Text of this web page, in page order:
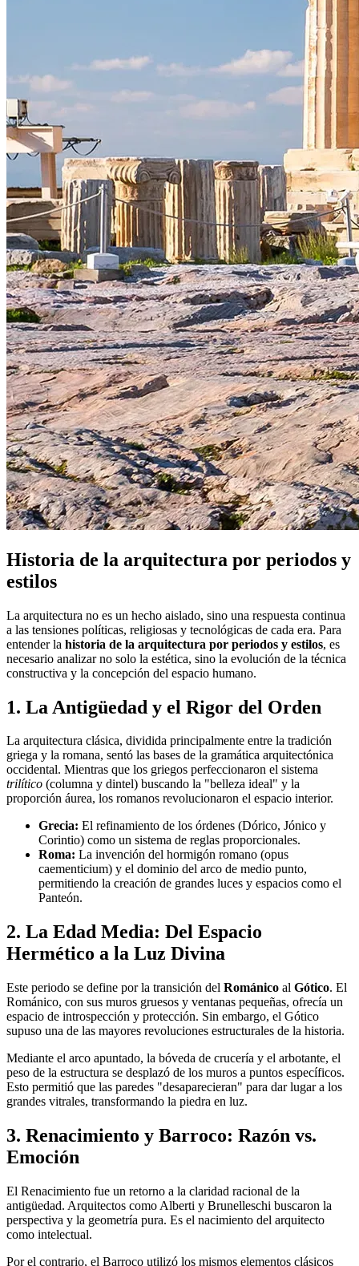
Historia de la arquitectura por periodos y
estilos
La arquitectura no es un hecho aislado, sino una respuesta continua
a las tensiones políticas, religiosas y tecnológicas de cada era. Para
entender la historia de la arquitectura por periodos y estilos, es
necesario analizar no solo la estética, sino la evolución de la técnica
constructiva y la concepción del espacio humano.
1. La Antigüedad y el Rigor del Orden
La arquitectura clásica, dividida principalmente entre la tradición
griega y la romana, sentó las bases de la gramática arquitectónica
occidental. Mientras que los griegos perfeccionaron el sistema
trilítico (columna y dintel) buscando la "belleza ideal" y la
proporción áurea, los romanos revolucionaron el espacio interior.
Grecia: El refinamiento de los órdenes (Dórico, Jónico y
Corintio) como un sistema de reglas proporcionales.
Roma: La invención del hormigón romano (opus
caementicium) y el dominio del arco de medio punto,
permitiendo la creación de grandes luces y espacios como el
Panteón.
2. La Edad Media: Del Espacio
Hermético a la Luz Divina
Este periodo se define por la transición del Románico al Gótico. El
Románico, con sus muros gruesos y ventanas pequeñas, ofrecía un
espacio de introspección y protección. Sin embargo, el Gótico
supuso una de las mayores revoluciones estructurales de la historia.
Mediante el arco apuntado, la bóveda de crucería y el arbotante, el
peso de la estructura se desplazó de los muros a puntos específicos.
Esto permitió que las paredes "desaparecieran" para dar lugar a los
grandes vitrales, transformando la piedra en luz.
3. Renacimiento y Barroco: Razón vs.
Emoción
El Renacimiento fue un retorno a la claridad racional de la
antigüedad. Arquitectos como Alberti y Brunelleschi buscaron la
perspectiva y la geometría pura. Es el nacimiento del arquitecto
como intelectual.
Por el contrario, el Barroco utilizó los mismos elementos clásicos